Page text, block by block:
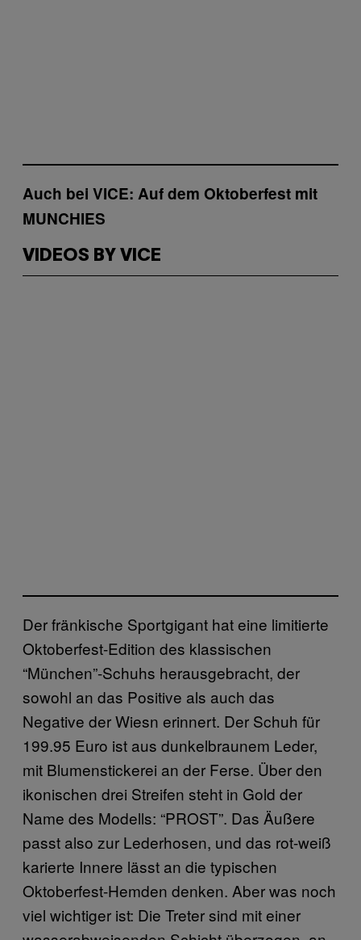
Auch bei VICE: Auf dem Oktoberfest mit
MUNCHIES
VIDEOS BY VICE
Der fränkische Sportgigant hat eine limitierte
Oktoberfest-Edition des klassischen
“München”-Schuhs herausgebracht, der
sowohl an das Positive als auch das
Negative der Wiesn erinnert. Der Schuh für
199.95 Euro ist aus dunkelbraunem Leder,
mit Blumenstickerei an der Ferse. Über den
ikonischen drei Streifen steht in Gold der
Name des Modells: “PROST”. Das Äußere
passt also zur Lederhosen, und das rot-weiß
karierte Innere lässt an die typischen
Oktoberfest-Hemden denken. Aber was noch
viel wichtiger ist: Die Treter sind mit einer